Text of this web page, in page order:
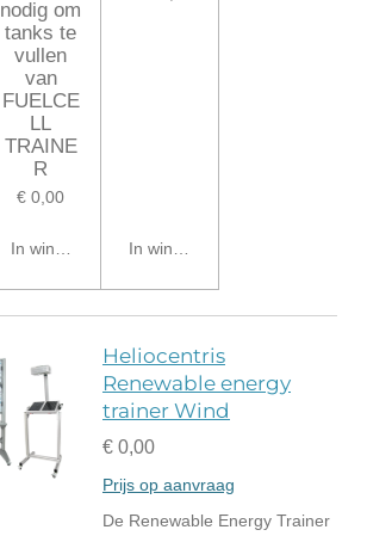
nodig om
tanks te
vullen
van
FUELCE
LL
TRAINE
R
€ 0,00
In winkelwagen In winkelwagen
Heliocentris
Renewable energy
trainer Wind
€ 0,00
Prijs op aanvraag
De Renewable Energy Trainer